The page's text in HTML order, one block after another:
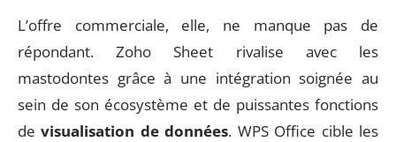
L’offre commerciale, elle, ne manque pas de
répondant. Zoho Sheet rivalise avec les
mastodontes grâce à une intégration soignée au
sein de son écosystème et de puissantes fonctions
devisualisation de données. WPS Office cible les